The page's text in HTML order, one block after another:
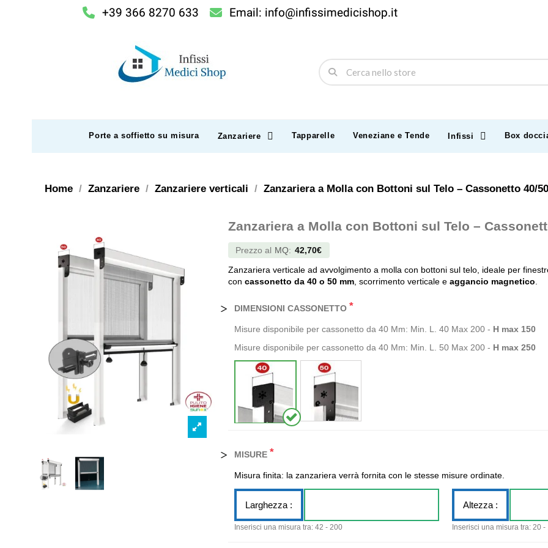
+39 366 8270 633 Email: info@infissimedicishop.it
Porte a soffietto su misura Zanzariere Tapparelle Veneziane e Tende Infissi Box
Home Zanzariere Zanzariere verticali Zanzariera a Molla con Bottoni sul Telo – Cassonetto 40/
Zanzariera a Molla con Bottoni sul Telo –
Prezzo al MQ: 42,70€
Zanzariera verticale ad avvolgimento a molla con bottoni sul telo, ideale per
con cassonetto da 40 o 50 mm, scorrimento verticale e aggancio magnetico
DIMENSIONI CASSONETTO *
Misure disponibile per cassonetto da 40 Mm: Min. L. 40 Max 200 - H max 150
Misure disponibile per cassonetto da 40 Mm: Min. L. 50 Max 200 - H max 250
MISURE *
Misura finita: la zanzariera verrà fornita con le stesse misure ordinate.
Larghezza :
Inserisci una misura tra: 42 - 200
Altezza :
Inserisci una misura tra: 20 -